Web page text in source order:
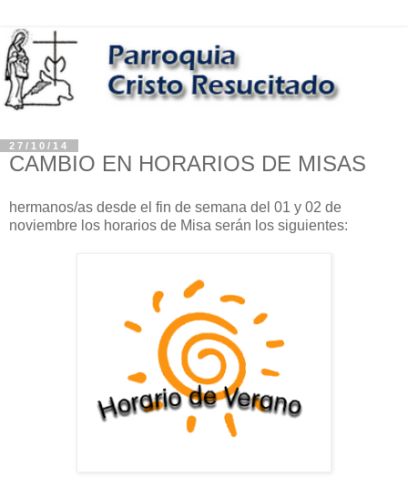
27/10/14
CAMBIO EN HORARIOS DE MISAS
hermanos/as desde el fin de semana del 01 y 02 de
noviembre los horarios de Misa serán los siguientes: